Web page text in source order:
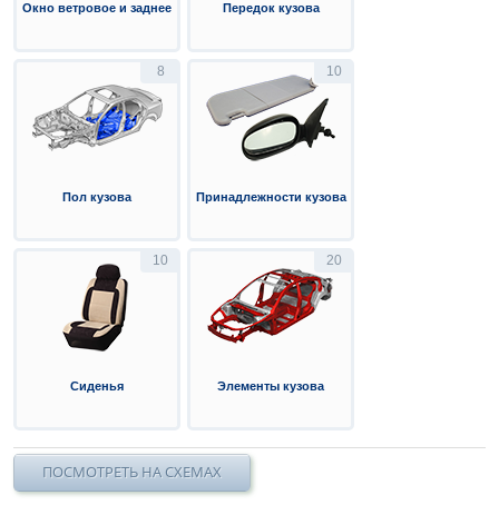
Окно ветровое и заднее Передок кузова
8
Пол кузова
10
Принадлежности кузова
10
Сиденья
20
Элементы кузова
ПОСМОТРЕТЬ НА СХЕМАХ